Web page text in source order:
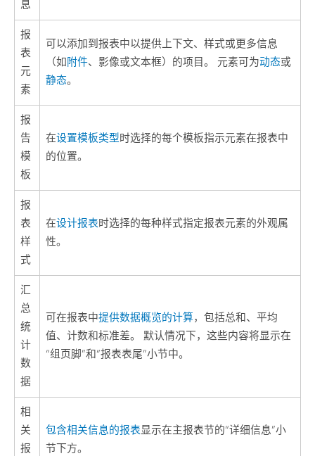
息
报
表
元
素
可以添加到报表中以提供上下文、样式或更多信息
（如附件、影像或文本框）的项目。 元素可为动态或
静态。
报
告
模
板
在设置模板类型时选择的每个模板指示元素在报表中
的位置。
报
表
样
式
在设计报表时选择的每种样式指定报表元素的外观属
性。
汇
总
统
计
数
据
可在报表中提供数据概览的计算，包括总和、平均
值、计数和标准差。 默认情况下，这些内容将显示在
“组页脚”和“报表表尾”小节中。
相
关
报
包含相关信息的报表显示在主报表节的“详细信息”小
节下方。